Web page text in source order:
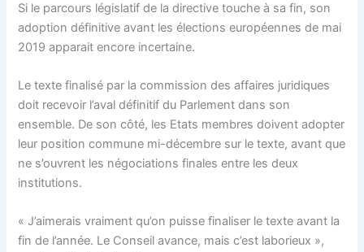
Si le parcours législatif de la directive touche à sa fin, son
adoption définitive avant les élections européennes de mai
2019 apparait encore incertaine.
Le texte finalisé par la commission des affaires juridiques
doit recevoir l’aval définitif du Parlement dans son
ensemble. De son côté, les Etats membres doivent adopter
leur position commune mi-décembre sur le texte, avant que
ne s’ouvrent les négociations finales entre les deux
institutions.
« J’aimerais vraiment qu’on puisse finaliser le texte avant la
fin de l’année. Le Conseil avance, mais c’est laborieux »,